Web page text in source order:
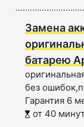
Замена
батарею
без
Гарантия 6
от 40